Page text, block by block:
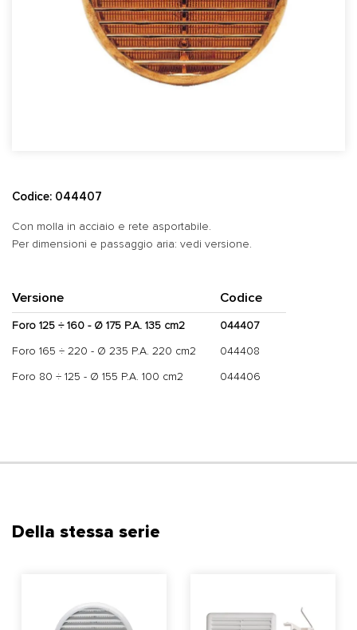
Codice: 044407
Con molla in acciaio e rete asportabile.
Per dimensioni e passaggio aria: vedi versione.
Versione Codice
Foro 125 ÷ 160 - Ø 175 P.A. 135 cm2
044407
Foro 165 ÷ 220 - Ø 235 P.A. 220 cm2
044408
Foro 80 ÷ 125 - Ø 155 P.A. 100 cm2
044406
Della stessa serie